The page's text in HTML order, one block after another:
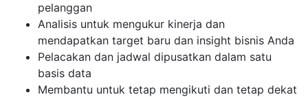
pelanggan
Analisis untuk mengukur kinerja dan
mendapatkan target baru dan insight bisnis Anda
Pelacakan dan jadwal dipusatkan dalam satu
basis data
Membantu untuk tetap mengikuti dan tetap dekat